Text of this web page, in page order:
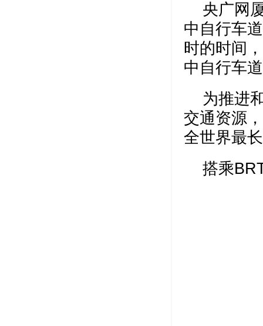
央广网
中自行车
时的时间
中自行车
为推进
交通资源
全世界最
搭乘